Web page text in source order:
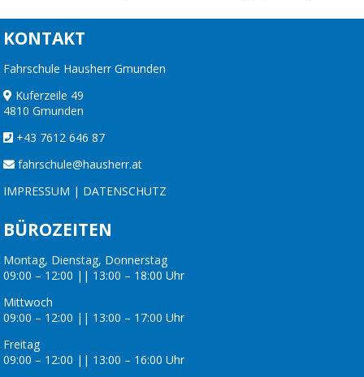
KONTAKT
Fahrschule Hausherr Gmunden
Kuferzeile 49
4810 Gmunden
+43 7612 646 87
fahrschule@hausherr.at
IMPRESSUM | DATENSCHUTZ
BÜROZEITEN
Montag, Dienstag, Donnerstag
09:00 – 12:00 || 13:00 – 18:00 Uhr
Mittwoch
09:00 – 12:00 || 13:00 – 17:00 Uhr
Freitag
09:00 – 12:00 || 13:00 – 16:00 Uhr